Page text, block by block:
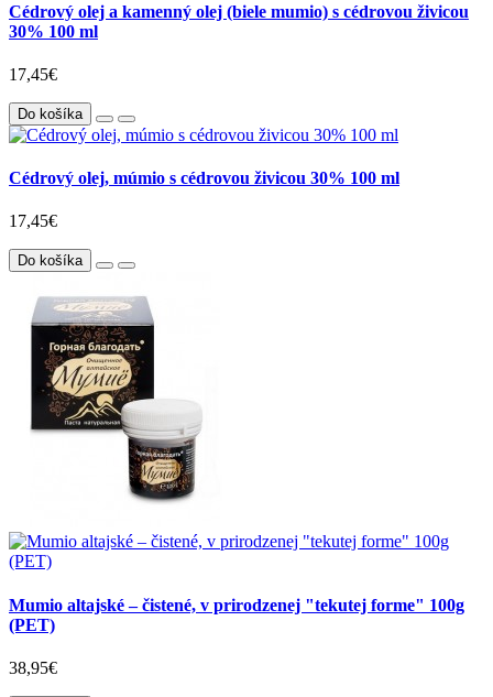
Cédrový olej a kamenný olej (biele mumio) s cédrovou živicou
30% 100 ml
17,45€
Do košíka
Cédrový olej, múmio s cédrovou živicou 30% 100 ml
17,45€
Do košíka
Mumio altajské – čistené, v prirodzenej "tekutej forme" 100g
(PET)
38,95€